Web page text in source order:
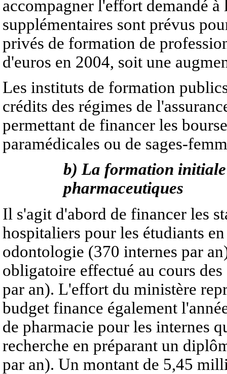
accompagner l'effort demandé
supplémentaires sont prévus
privés de formation de
d'euros en 2004, soit une
Les instituts de formation
crédits des régimes de
permettant de financer les
paramédicales ou de sages-
b) La formation initiale
pharmaceutiques
Il s'agit d'abord de financer les
hospitaliers pour les étudiants
odontologie (370 internes par
obligatoire effectué au cours
par an). L'effort du ministère
budget finance également
de pharmacie pour les internes
recherche en préparant un
par an). Un montant de 5,45